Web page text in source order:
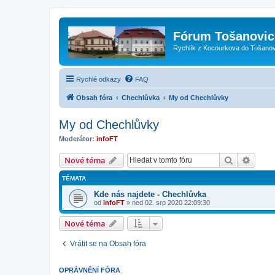
Fórum
Rychlík z Kocourkova do
Rychlé odkazy FAQ
Obsah fóra Chechlůvka My od Chechlůvky
My od Chechlůvky
Moderátor: infoFT
Nové téma Hledat
TÉMATA
Kde nás najdete - Chechlůvka
od infoFT » ned 02. srp 2020 22:09:30
Nové téma
Vrátit se na Obsah fóra
OPRÁVNĚNÍ FÓRA